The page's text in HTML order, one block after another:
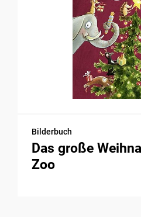
Bilderbuch
Das große
Zoo